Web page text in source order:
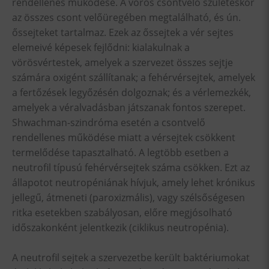
az összes csont velőüregében megtalálható, és ún.
őssejteket tartalmaz. Ezek az őssejtek a vér sejtes
elemeivé képesek fejlődni: kialakulnak a
vörösvértestek, amelyek a szervezet összes sejtje
számára oxigént szállítanak; a fehérvérsejtek, amelyek
a fertőzések legyőzésén dolgoznak; és a vérlemezkék,
amelyek a véralvadásban játszanak fontos szerepet.
Shwachman-szindróma esetén a csontvelő
rendellenes működése miatt a vérsejtek csökkent
termelődése tapasztalható. A legtöbb esetben a
neutrofil típusú fehérvérsejtek száma csökken. Ezt az
állapotot neutropéniának hívjuk, amely lehet krónikus
jellegű, átmeneti (paroxizmális), vagy szélsőségesen
ritka esetekben szabályosan, előre megjósolható
időszakonként jelentkezik (ciklikus neutropénia).
A neutrofil sejtek a szervezetbe került baktériumokat